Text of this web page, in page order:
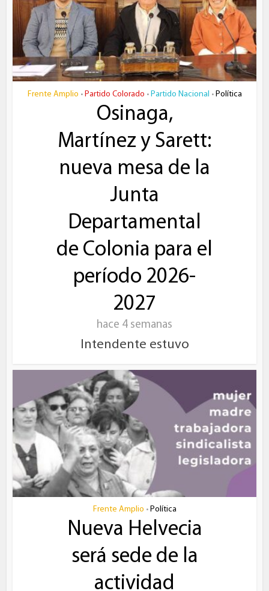
Frente Amplio • Partido Colorado • Partido Nacional • Política
Osinaga,
Martínez y Sarett:
nueva mesa de la
Junta
Departamental
de Colonia para el
período 2026-
2027
hace 4 semanas
Intendente estuvo
Frente Amplio • Política
Nueva Helvecia
será sede de la
actividad